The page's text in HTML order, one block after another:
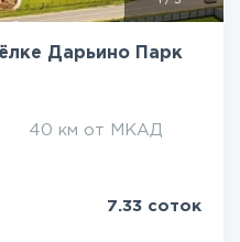
Дарьино Парк
40 км от МКАД
7.33 соток